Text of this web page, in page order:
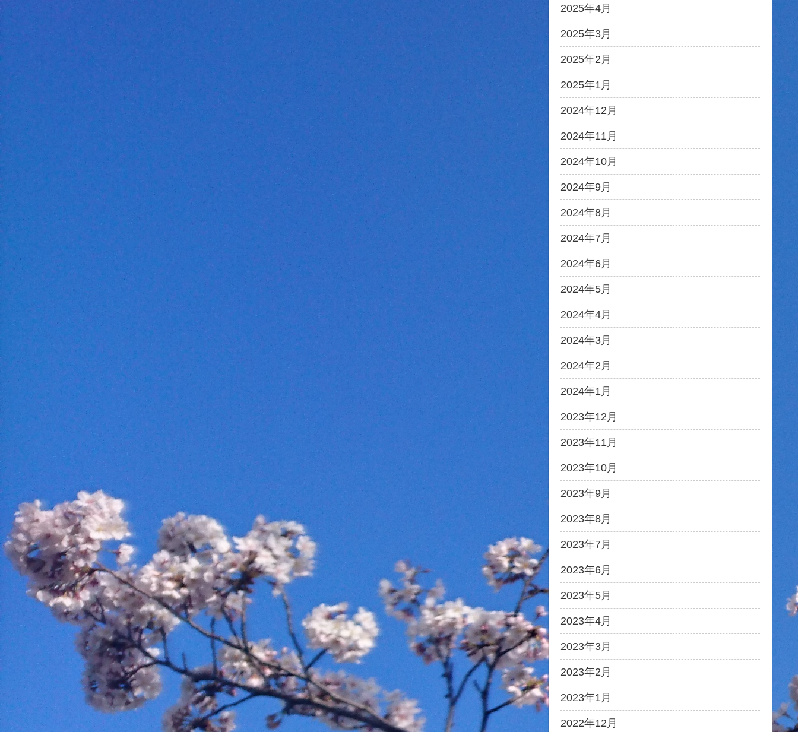
2025年4月
2025年3月
2025年2月
2025年1月
2024年12月
2024年11月
2024年10月
2024年9月
2024年8月
2024年7月
2024年6月
2024年5月
2024年4月
2024年3月
2024年2月
2024年1月
2023年12月
2023年11月
2023年10月
2023年9月
2023年8月
2023年7月
2023年6月
2023年5月
2023年4月
2023年3月
2023年2月
2023年1月
2022年12月